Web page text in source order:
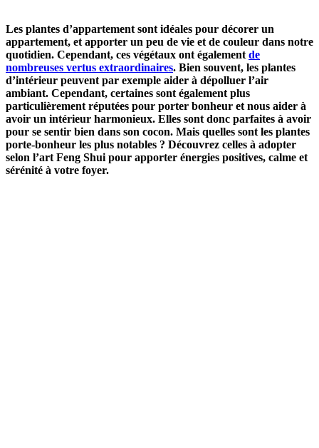
Les plantes d’appartement sont idéales pour décorer un
appartement, et apporter un peu de vie et de couleur dans notre
quotidien. Cependant, ces végétaux ont également de
nombreuses vertus extraordinaires. Bien souvent, les plantes
d’intérieur peuvent par exemple aider à dépolluer l’air
ambiant. Cependant, certaines sont également plus
particulièrement réputées pour porter bonheur et nous aider à
avoir un intérieur harmonieux. Elles sont donc parfaites à avoir
pour se sentir bien dans son cocon. Mais quelles sont les plantes
porte-bonheur les plus notables ? Découvrez celles à adopter
selon l’art Feng Shui pour apporter énergies positives, calme et
sérénité à votre foyer.